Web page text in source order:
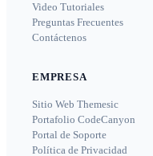
Video Tutoriales
Preguntas Frecuentes
Contáctenos
EMPRESA
Sitio Web Themesic
Portafolio CodeCanyon
Portal de Soporte
Política de Privacidad